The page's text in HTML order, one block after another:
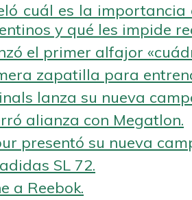
cuál es la
y qué les impide
el primer alfajor
zapatilla para
lanza su nueva
alianza con Megatlon.
presentó su nueva
SL 72.
a Reebok.